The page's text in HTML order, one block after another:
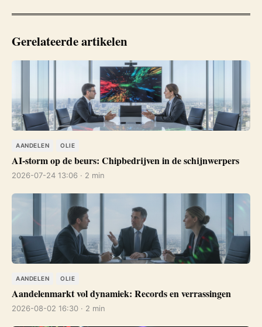
Gerelateerde artikelen
AANDELEN OLIE
AI-storm op de beurs: Chipbedrijven in de schijnwerpers
2026-07-24 13:06 · 2 min
AANDELEN OLIE
Aandelenmarkt vol dynamiek: Records en verrassingen
2026-08-02 16:30 · 2 min